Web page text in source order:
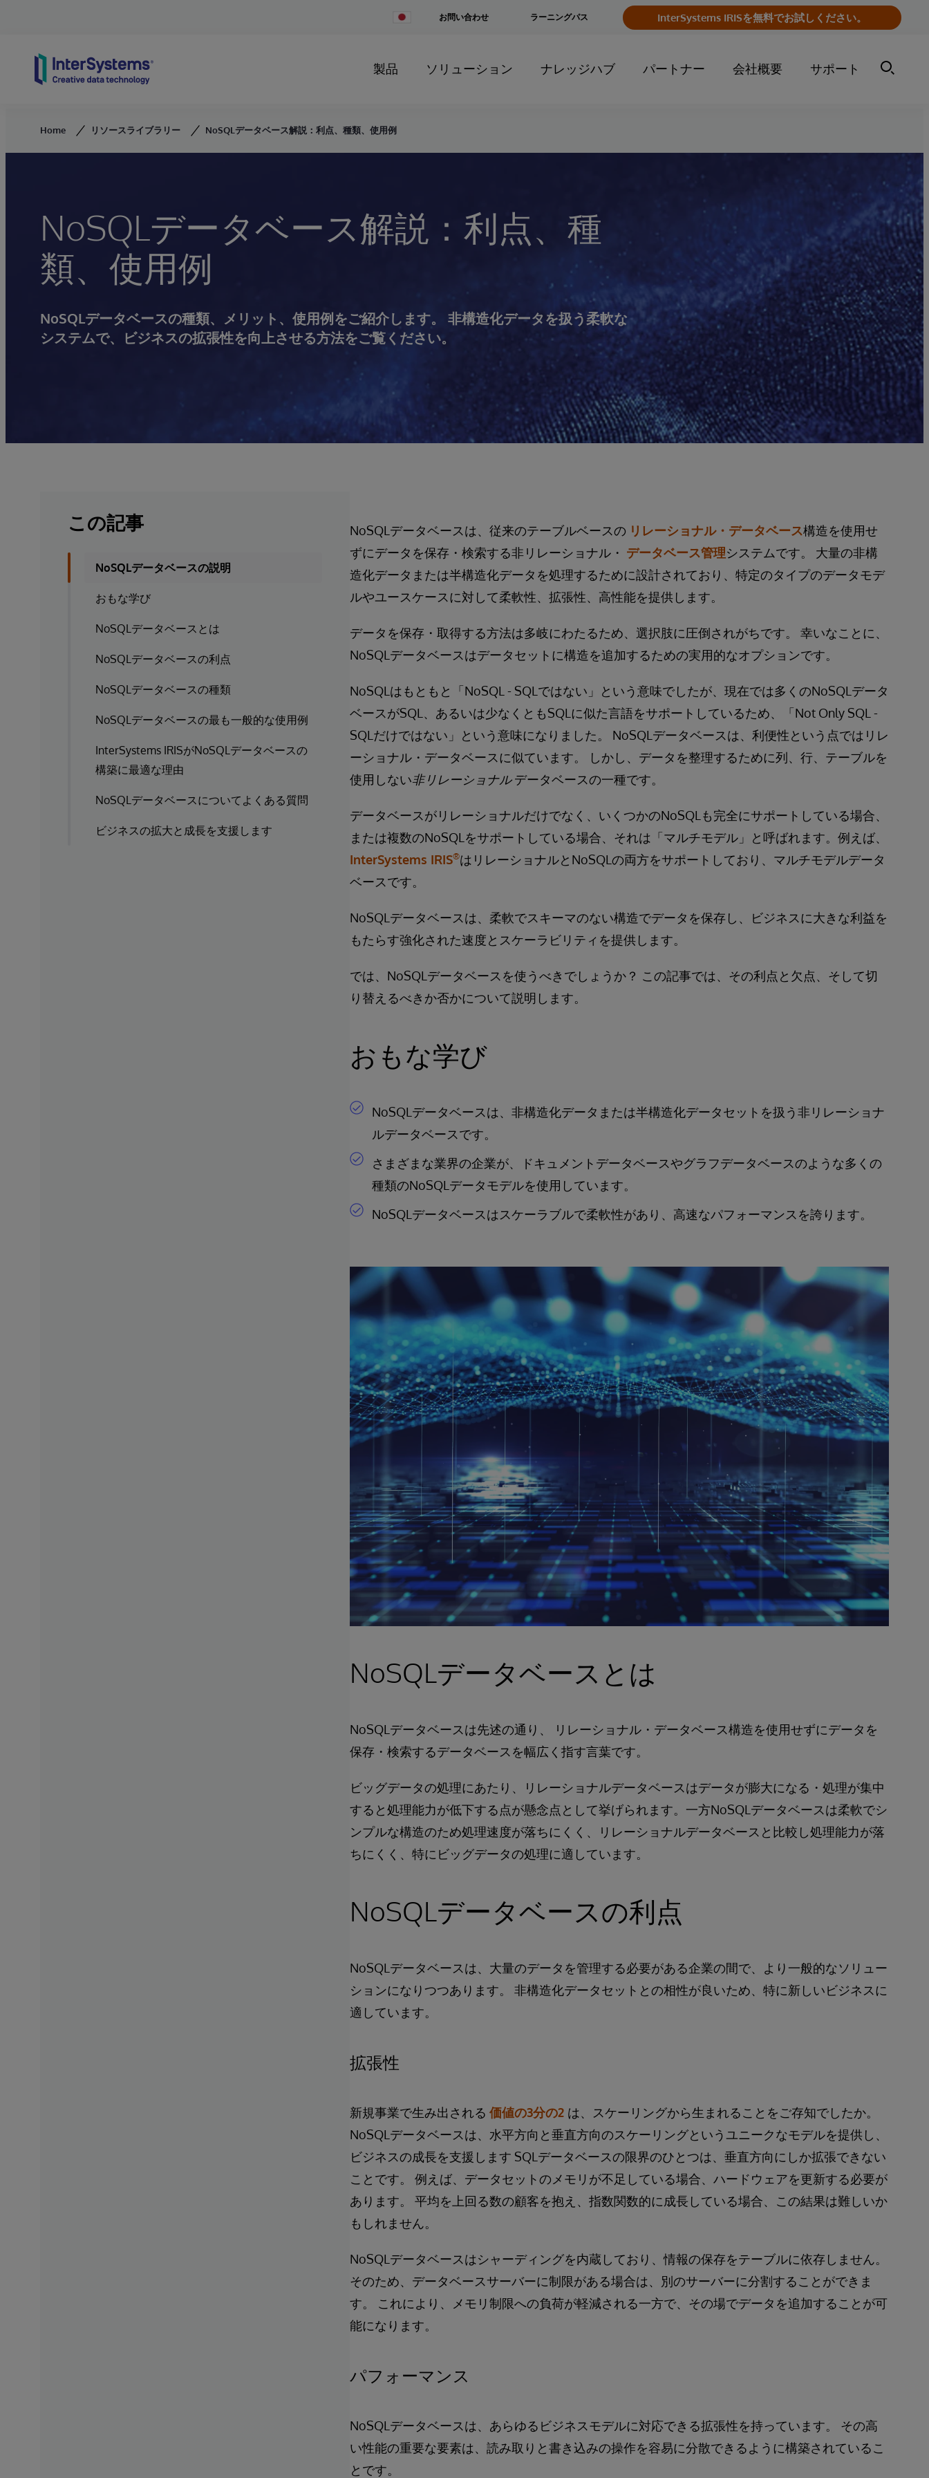
Change
お問い合わせ InterSystems IRISを無料でお試しください。
ラーニングパス
製品 ソリューション ナレッジハブ パートナー 会社概要 サポート
Home リソースライブラリー NoSQLデータベース解説：利点、種類、使用例
NoSQLデータベース解説：利点、種
類、使用例
NoSQLデータベースの種類、メリット、使用例をご紹介します。 非構造化データを扱う柔軟な
システムで、ビジネスの拡張性を向上させる方法をご覧ください。
NoSQLデータベースは、従来のテーブルベースの リレーショナル・データベース構造を使用せ
ずにデータを保存・検索する非リレーショナル・ データベース管理システムです。 大量の非構
造化データまたは半構造化データを処理するために設計されており、特定のタイプのデータモデ
ルやユースケースに対して柔軟性、拡張性、高性能を提供します。
データを保存・取得する方法は多岐にわたるため、選択肢に圧倒されがちです。 幸いなことに、
NoSQLデータベースはデータセットに構造を追加するための実用的なオプションです。
NoSQLはもともと「NoSQL - SQLではない」という意味でしたが、現在では多くのNoSQLデータ
ベースがSQL、あるいは少なくともSQLに似た言語をサポートしているため、「Not Only SQL -
SQLだけではない」という意味になりました。 NoSQLデータベースは、利便性という点ではリレ
ーショナル・データベースに似ています。 しかし、データを整理するために列、行、テーブルを
使用しない非リレーショナルデータベースの一種です。
データベースがリレーショナルだけでなく、いくつかのNoSQLも完全にサポートしている場合、
または複数のNoSQLをサポートしている場合、それは「マルチモデル」と呼ばれます。例えば、
InterSystems IRIS®はリレーショナルとNoSQLの両方をサポートしており、マルチモデルデータ
ベースです。
NoSQLデータベースは、柔軟でスキーマのない構造でデータを保存し、ビジネスに大きな利益を
もたらす強化された速度とスケーラビリティを提供します。
では、NoSQLデータベースを使うべきでしょうか？ この記事では、その利点と欠点、そして切
り替えるべきか否かについて説明します。
おもな学び
NoSQLデータベースは、非構造化データまたは半構造化データセットを扱う非リレーショナ
ルデータベースです。
さまざまな業界の企業が、ドキュメントデータベースやグラフデータベースのような多くの
種類のNoSQLデータモデルを使用しています。
NoSQLデータベースはスケーラブルで柔軟性があり、高速なパフォーマンスを誇ります。
NoSQLデータベースとは
NoSQLデータベースは先述の通り、 リレーショナル・データベース構造を使用せずにデータを
保存・検索するデータベースを幅広く指す言葉です。
ビッグデータの処理にあたり、リレーショナルデータベースはデータが膨大になる・処理が集中
すると処理能力が低下する点が懸念点として挙げられます。一方NoSQLデータベースは柔軟でシ
ンプルな構造のため処理速度が落ちにくく、リレーショナルデータベースと比較し処理能力が落
ちにくく、特にビッグデータの処理に適しています。
NoSQLデータベースの利点
NoSQLデータベースは、大量のデータを管理する必要がある企業の間で、より一般的なソリュー
ションになりつつあります。 非構造化データセットとの相性が良いため、特に新しいビジネスに
適しています。
拡張性
新規事業で生み出される 価値の3分の2 は、スケーリングから生まれることをご存知でしたか。
NoSQLデータベースは、水平方向と垂直方向のスケーリングというユニークなモデルを提供し、
ビジネスの成長を支援します SQLデータベースの限界のひとつは、垂直方向にしか拡張できない
ことです。 例えば、データセットのメモリが不足している場合、ハードウェアを更新する必要が
あります。 平均を上回る数の顧客を抱え、指数関数的に成長している場合、この結果は難しいか
もしれません。
NoSQLデータベースはシャーディングを内蔵しており、情報の保存をテーブルに依存しません。
そのため、データベースサーバーに制限がある場合は、別のサーバーに分割することができま
す。 これにより、メモリ制限への負荷が軽減される一方で、その場でデータを追加することが可
能になります。
パフォーマンス
NoSQLデータベースは、あらゆるビジネスモデルに対応できる拡張性を持っています。 その高
い性能の重要な要素は、読み取りと書き込みの操作を容易に分散できるように構築されているこ
とです。
この記事
NoSQLデータベースの説明
おもな学び
NoSQLデータベースとは
NoSQLデータベースの利点
NoSQLデータベースの種類
NoSQLデータベースの最も一般的な使用例
InterSystems IRISがNoSQLデータベースの
構築に最適な理由
NoSQLデータベースについてよくある質問
ビジネスの拡大と成長を支援します